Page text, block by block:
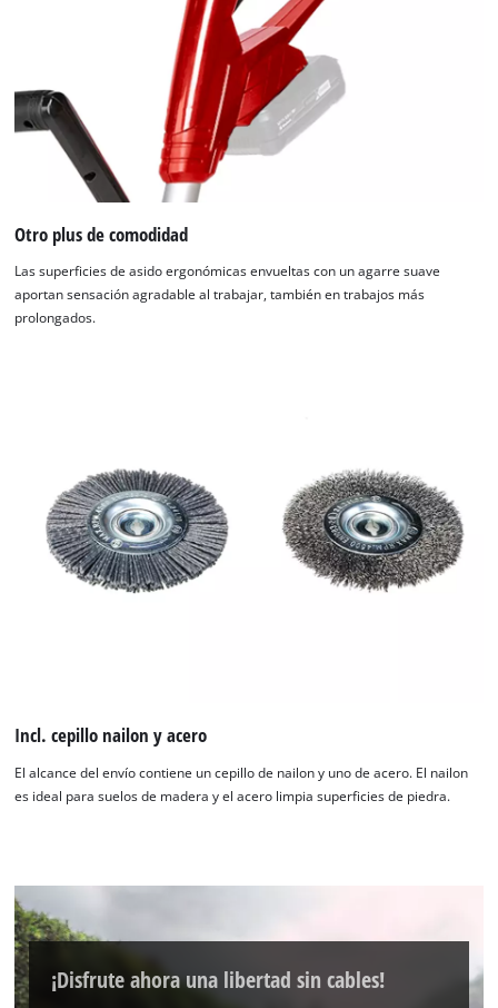
¡Necesitamos su consentimiento para
cargar el servicio Google Maps!
visitor. The website owner needs to setup
Powered byUsercentrics Consent
Otro plus de comodidad
Las superficies de asido ergonómicas envueltas con un agarre suave
aportan sensación agradable al trabajar, también en trabajos más
prolongados.
Incl. cepillo nailon y acero
El alcance del envío contiene un cepillo de nailon y uno de acero. El nailon
es ideal para suelos de madera y el acero limpia superficies de piedra.
¡Disfrute ahora una libertad sin cables!